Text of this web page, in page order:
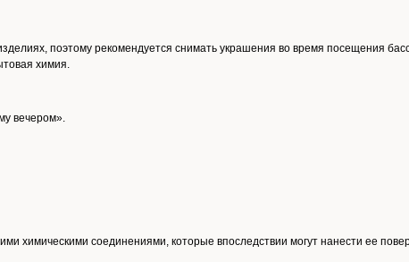
поэтому рекомендуется снимать украшения во время посещения
химия.
вечером».
химическими соединениями, которые впоследствии могут нанести ее